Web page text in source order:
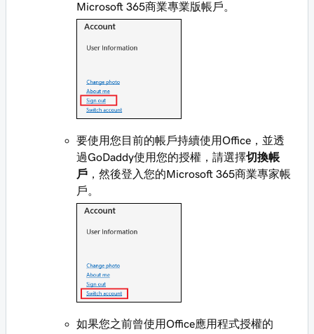
Microsoft 365商業專業版帳戶。
要使用您目前的帳戶持續使用Office，並透
過GoDaddy使用您的授權，請選擇切換帳
戶 ，然後登入您的Microsoft 365商業專家帳
戶。
如果您之前曾使用Office應用程式授權的